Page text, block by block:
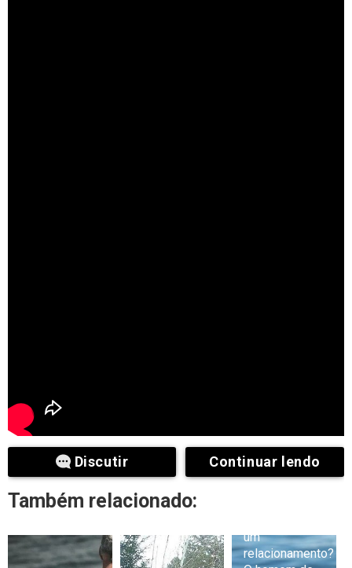
Discutir Continuar lendo
Também relacionado:
um
relacionamento?